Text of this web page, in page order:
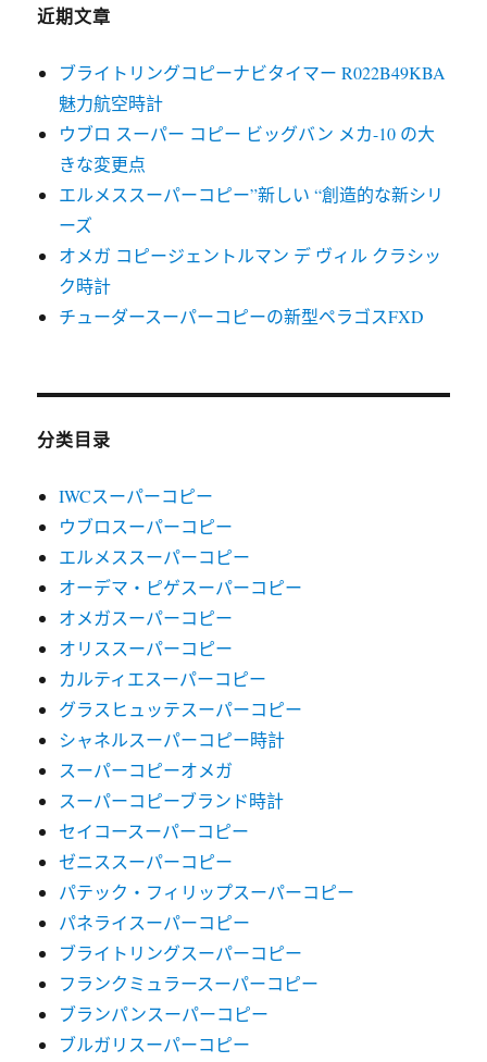
近期文章
ブライトリングコピーナビタイマー R022B49KBA
魅力航空時計
ウブロ スーパー コピー ビッグバン メカ-10 の大
きな変更点
エルメススーパーコピー”新しい “創造的な新シリ
ーズ
オメガ コピージェントルマン デ ヴィル クラシッ
ク時計
チューダースーパーコピーの新型ペラゴスFXD
分类目录
IWCスーパーコピー
ウブロスーパーコピー
エルメススーパーコピー
オーデマ・ピゲスーパーコピー
オメガスーパーコピー
オリススーパーコピー
カルティエスーパーコピー
グラスヒュッテスーパーコピー
シャネルスーパーコピー時計
スーパーコピーオメガ
スーパーコピーブランド時計
セイコースーパーコピー
ゼニススーパーコピー
パテック・フィリップスーパーコピー
パネライスーパーコピー
ブライトリングスーパーコピー
フランクミュラースーパーコピー
ブランパンスーパーコピー
ブルガリスーパーコピー